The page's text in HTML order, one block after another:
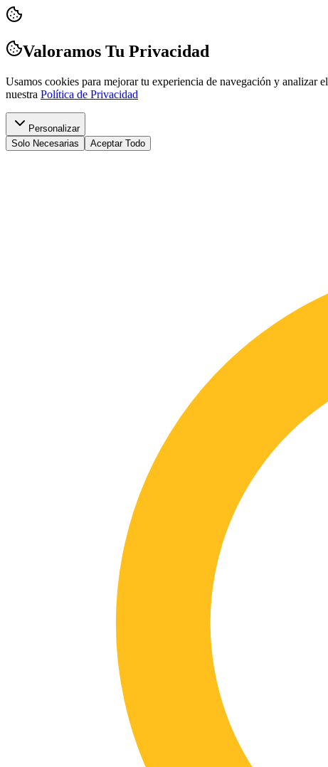
Valoramos Tu Privacidad
Usamos cookies para mejorar tu experiencia de navegación y analizar
nuestra Política de Privacidad
Personalizar
Solo Necesarias
Aceptar Todo